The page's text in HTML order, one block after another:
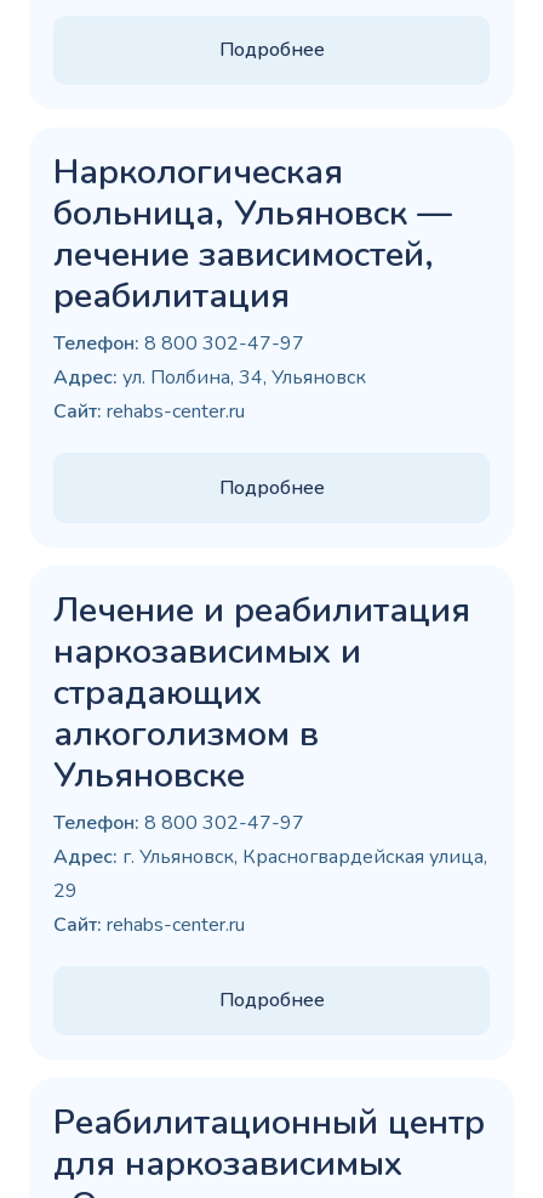
Подробнее
Наркологическая
больница, Ульяновск —
лечение зависимостей,
реабилитация
Телефон: 8 800 302-47-97
Адрес: ул. Полбина, 34, Ульяновск
Сайт: rehabs-center.ru
Подробнее
Лечение и реабилитация
наркозависимых и
страдающих
алкоголизмом в
Ульяновске
Телефон: 8 800 302-47-97
Адрес: г. Ульяновск, Красногвардейская улица,
29
Сайт: rehabs-center.ru
Подробнее
Реабилитационный центр
для наркозависимых